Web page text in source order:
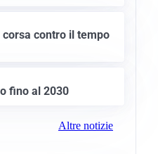
contro il tempo
fino al 2030
Altre notizie